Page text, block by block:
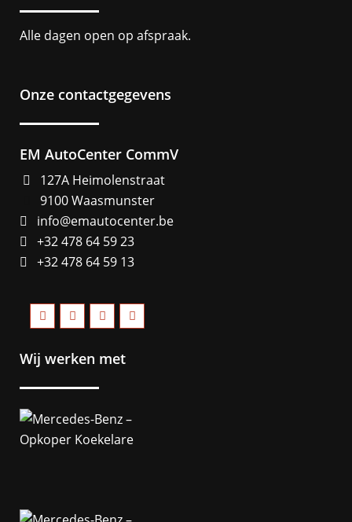
Alle dagen open op afspraak.
Onze contactgegevens
EM AutoCenter CommV
127A Heimolenstraat
9100 Waasmunster
info@emautocenter.be
+32 478 64 59 23
+32 478 64 59 13
Wij werken met